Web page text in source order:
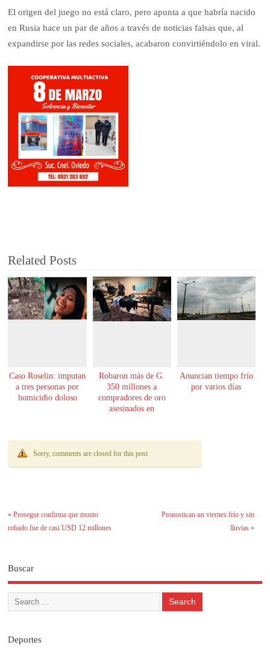
El origen del juego no está claro, pero apunta a que habría nacido
en Rusia hace un par de años a través de noticias falsas que, al
expandirse por las redes sociales, acabaron convirtiéndolo en viral.
Related Posts
Caso Roselin: imputan
a tres personas por
homicidio doloso
Robaron más de G.
350 millones a
compradores de oro
asesinados en
Anuncian tiempo frío
por varios días
Sorry, comments are closed for this post
«Prosegur confirma que monto
robado fue de casi USD 12 millones
Pronostican un viernes frío y sin
lluvias»
Buscar
Deportes